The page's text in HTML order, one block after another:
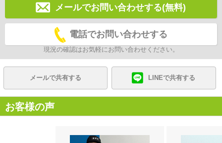
メールでお問い合わせする(無料)
電話でお問い合わせする
現況の確認はお気軽にお問い合わせください。
メールで共有する LINEで共有する
お客様の声